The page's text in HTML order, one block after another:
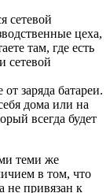
сетевой
цеха,
там, где есть
сетевой
заряда батареи.
дома или на
всегда будет
теми же
в том, что
не привязан к